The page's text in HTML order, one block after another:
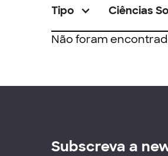
Tipo Ciências
Não foram
Subscreva a